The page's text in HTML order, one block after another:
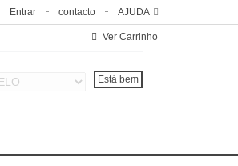
AJUDA
contacto
Entrar
Ver Carrinho